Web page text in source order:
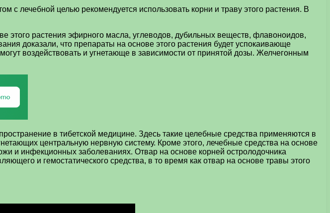
лечебной целью рекомендуется использовать корни и траву этого растения. В
этого растения эфирного масла, углеводов, дубильных веществ, флавоноидов,
доказали, что препараты на основе этого растения будет успокаивающе
воздействовать и угнетающе в зависимости от принятой дозы. Желчегонным
в тибетской медицине. Здесь такие целебные средства применяются в
центральную нервную систему. Кроме этого, лечебные средства на основе
и инфекционных заболеваниях. Отвар на основе корней остролодочника
и гемостатического средства, в то время как отвар на основе травы этого